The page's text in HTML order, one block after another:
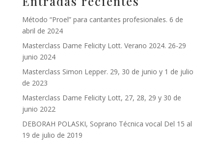
Método “Proel” para cantantes profesionales. 6 de
abril de 2024
Masterclass Dame Felicity Lott. Verano 2024. 26-29
junio 2024
Masterclass Simon Lepper. 29, 30 de junio y 1 de julio
de 2023
Masterclass Dame Felicity Lott, 27, 28, 29 y 30 de
junio 2022
DEBORAH POLASKI, Soprano Técnica vocal Del 15 al
19 de julio de 2019